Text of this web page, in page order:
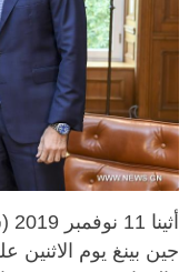
جين بينغ يوم الاثنين